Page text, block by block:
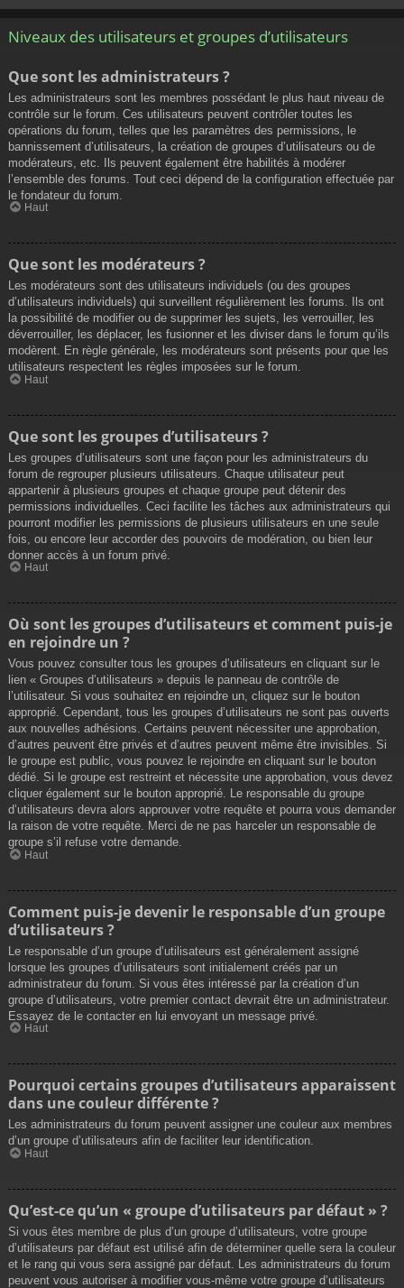
Niveaux des utilisateurs et groupes d’utilisateurs
Que sont les administrateurs ?
Les administrateurs sont les membres possédant le plus haut niveau de
contrôle sur le forum. Ces utilisateurs peuvent contrôler toutes les
opérations du forum, telles que les paramètres des permissions, le
bannissement d’utilisateurs, la création de groupes d’utilisateurs ou de
modérateurs, etc. Ils peuvent également être habilités à modérer
l’ensemble des forums. Tout ceci dépend de la configuration effectuée par
le fondateur du forum.
Haut
Que sont les modérateurs ?
Les modérateurs sont des utilisateurs individuels (ou des groupes
d’utilisateurs individuels) qui surveillent régulièrement les forums. Ils ont
la possibilité de modifier ou de supprimer les sujets, les verrouiller, les
déverrouiller, les déplacer, les fusionner et les diviser dans le forum qu’ils
modèrent. En règle générale, les modérateurs sont présents pour que les
utilisateurs respectent les règles imposées sur le forum.
Haut
Que sont les groupes d’utilisateurs ?
Les groupes d’utilisateurs sont une façon pour les administrateurs du
forum de regrouper plusieurs utilisateurs. Chaque utilisateur peut
appartenir à plusieurs groupes et chaque groupe peut détenir des
permissions individuelles. Ceci facilite les tâches aux administrateurs qui
pourront modifier les permissions de plusieurs utilisateurs en une seule
fois, ou encore leur accorder des pouvoirs de modération, ou bien leur
donner accès à un forum privé.
Haut
Où sont les groupes d’utilisateurs et comment puis-je
en rejoindre un ?
Vous pouvez consulter tous les groupes d’utilisateurs en cliquant sur le
lien « Groupes d’utilisateurs » depuis le panneau de contrôle de
l’utilisateur. Si vous souhaitez en rejoindre un, cliquez sur le bouton
approprié. Cependant, tous les groupes d’utilisateurs ne sont pas ouverts
aux nouvelles adhésions. Certains peuvent nécessiter une approbation,
d’autres peuvent être privés et d’autres peuvent même être invisibles. Si
le groupe est public, vous pouvez le rejoindre en cliquant sur le bouton
dédié. Si le groupe est restreint et nécessite une approbation, vous devez
cliquer également sur le bouton approprié. Le responsable du groupe
d’utilisateurs devra alors approuver votre requête et pourra vous demander
la raison de votre requête. Merci de ne pas harceler un responsable de
groupe s’il refuse votre demande.
Haut
Comment puis-je devenir le responsable d’un groupe
d’utilisateurs ?
Le responsable d’un groupe d’utilisateurs est généralement assigné
lorsque les groupes d’utilisateurs sont initialement créés par un
administrateur du forum. Si vous êtes intéressé par la création d’un
groupe d’utilisateurs, votre premier contact devrait être un administrateur.
Essayez de le contacter en lui envoyant un message privé.
Haut
Pourquoi certains groupes d’utilisateurs apparaissent
dans une couleur différente ?
Les administrateurs du forum peuvent assigner une couleur aux membres
d’un groupe d’utilisateurs afin de faciliter leur identification.
Haut
Qu’est-ce qu’un « groupe d’utilisateurs par défaut » ?
Si vous êtes membre de plus d’un groupe d’utilisateurs, votre groupe
d’utilisateurs par défaut est utilisé afin de déterminer quelle sera la couleur
et le rang qui vous sera assigné par défaut. Les administrateurs du forum
peuvent vous autoriser à modifier vous-même votre groupe d’utilisateurs